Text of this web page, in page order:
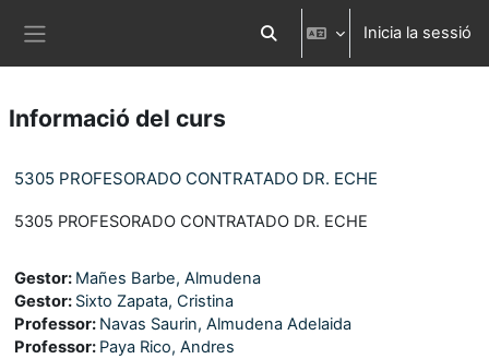
Commuta l'entrada de la cerca
Inicia la sessió
Informació del curs
5305 PROFESORADO CONTRATADO DR. ECHE
5305 PROFESORADO CONTRATADO DR. ECHE
Gestor: Mañes Barbe, Almudena
Gestor: Sixto Zapata, Cristina
Professor: Navas Saurin, Almudena Adelaida
Professor: Paya Rico, Andres